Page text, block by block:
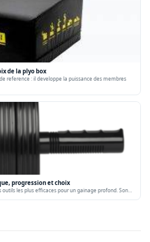
de la plyo box
reference : il developpe la puissance des membres
progression et choix
les plus efficaces pour un gainage profond. Son…